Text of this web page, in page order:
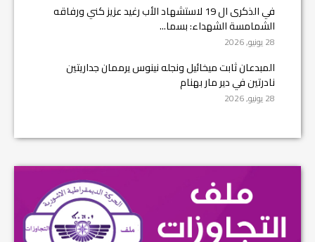
في الذكرى ال 19 لاستشهاد الأب رغيد عزيز كني ورفاقه
الشمامسة الشهداء: بسما...
28 يونيو, 2026
المبدعان ثابت ميخائيل ونجله نينوس يرممان جداريتين
نادرتين في دير مار بهنام
28 يونيو, 2026